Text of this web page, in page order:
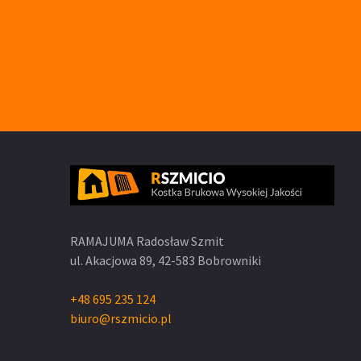
RAMAJUMA Radosław Szmit
ul. Akacjowa 89, 42-583 Bobrowniki
+48 695 235 124
biuro@rszmicio.pl